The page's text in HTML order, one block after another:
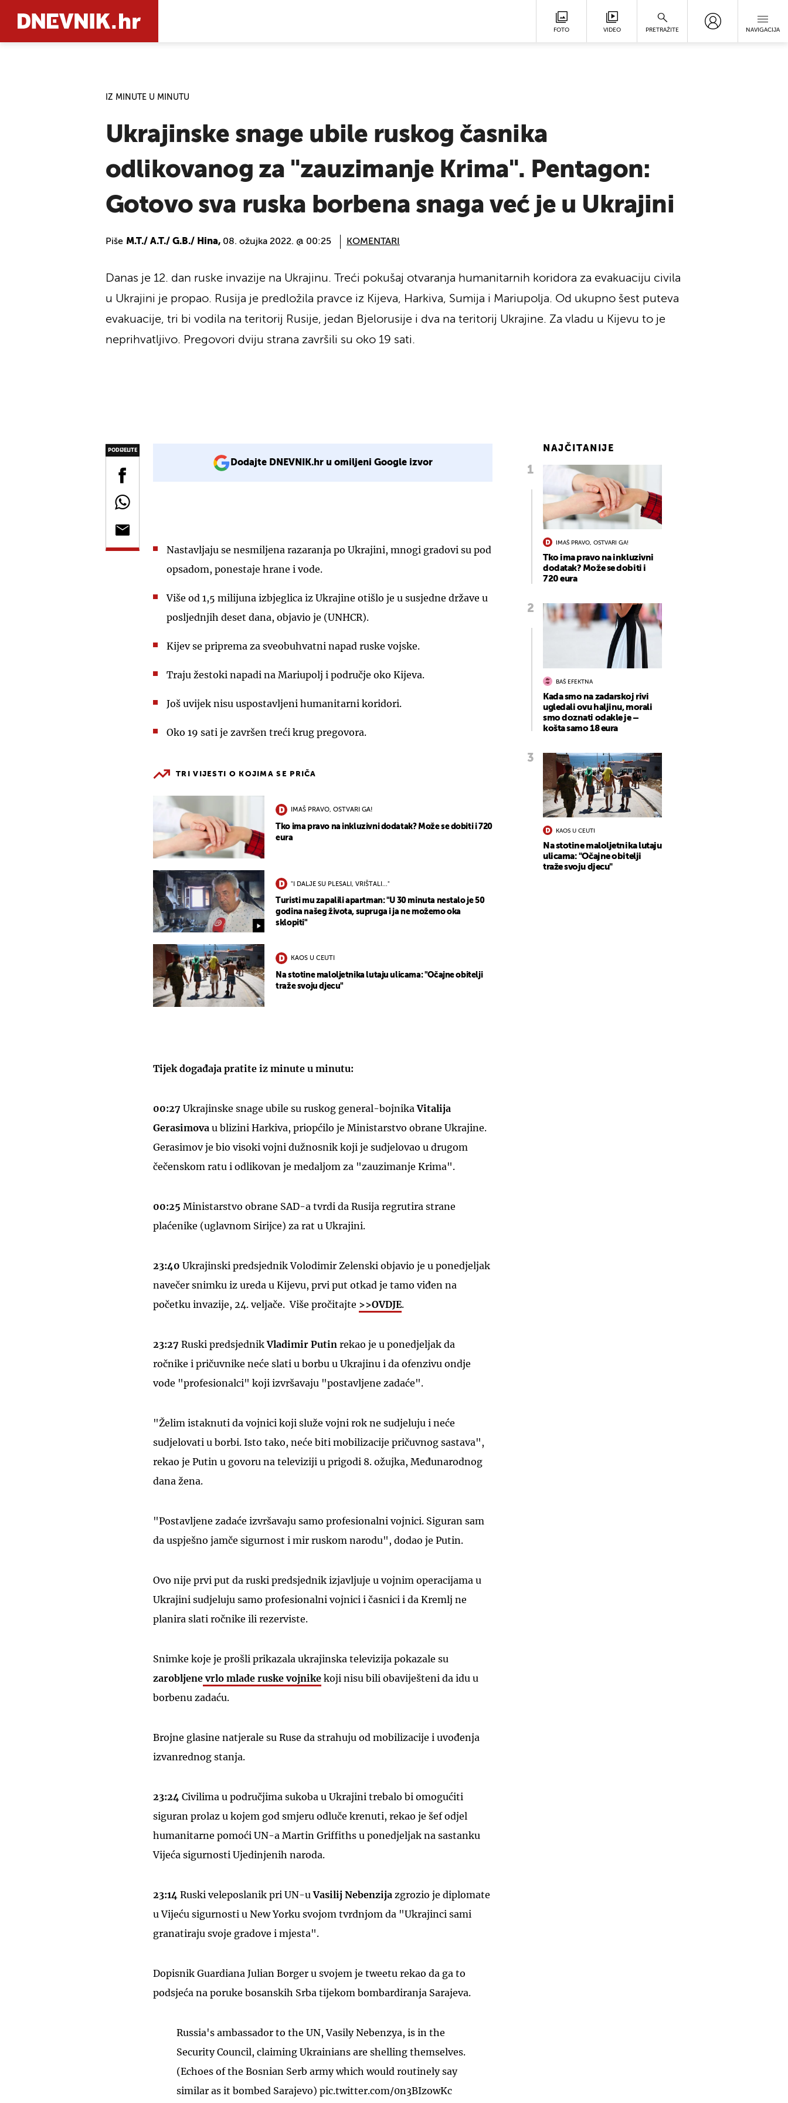
FOTO VIDEO PRETRAŽITE NAVIGACIJA
IZ MINUTE U MINUTU
Ukrajinske snage ubile ruskog časnika
odlikovanog za "zauzimanje Krima". Pentagon:
Gotovo sva ruska borbena snaga već je u Ukrajini
Piše M.T./ A.T./ G.B./ Hina, 08. ožujka 2022. @ 00:25 KOMENTARI
Danas je 12. dan ruske invazije na Ukrajinu. Treći pokušaj otvaranja humanitarnih koridora za evakuaciju civila
u Ukrajini je propao. Rusija je predložila pravce iz Kijeva, Harkiva, Sumija i Mariupolja. Od ukupno šest puteva
evakuacije, tri bi vodila na teritorij Rusije, jedan Bjelorusije i dva na teritorij Ukrajine. Za vladu u Kijevu to je
neprihvatljivo. Pregovori dviju strana završili su oko 19 sati.
PODIJELITE
Dodajte DNEVNIK.hr u omiljeni Google izvor
Nastavljaju se nesmiljena razaranja po Ukrajini, mnogi gradovi su pod
opsadom, ponestaje hrane i vode.
Više od 1,5 milijuna izbjeglica iz Ukrajine otišlo je u susjedne države u
posljednjih deset dana, objavio je (UNHCR).
Kijev se priprema za sveobuhvatni napad ruske vojske.
Traju žestoki napadi na Mariupolj i područje oko Kijeva.
Još uvijek nisu uspostavljeni humanitarni koridori.
Oko 19 sati je završen treći krug pregovora.
TRI VIJESTI O KOJIMA SE PRIČA
IMAŠ PRAVO, OSTVARI GA!
Tko ima pravo na inkluzivni dodatak? Može se dobiti i 720
eura
"I DALJE SU PLESALI, VRIŠTALI..."
Turisti mu zapalili apartman: "U 30 minuta nestalo je 50
godina našeg života, supruga i ja ne možemo oka
sklopiti"
KAOS U CEUTI
Na stotine maloljetnika lutaju ulicama: "Očajne obitelji
traže svoju djecu"
Tijek događaja pratite iz minute u minutu:
00:27 Ukrajinske snage ubile su ruskog general-bojnikaVitalija
Gerasimova u blizini Harkiva, priopćilo je Ministarstvo obrane Ukrajine.
Gerasimov je bio visoki vojni dužnosnik koji je sudjelovao u drugom
čečenskom ratu i odlikovan je medaljom za "zauzimanje Krima".
00:25 Ministarstvo obrane SAD-a tvrdi da Rusija regrutira strane
plaćenike (uglavnom Sirijce) za rat u Ukrajini.
23:40 Ukrajinski predsjednik Volodimir Zelenski objavio je u ponedjeljak
navečer snimku iz ureda u Kijevu, prvi put otkad je tamo viđen na
početku invazije, 24. veljače. Više pročitajte >>OVDJE.
23:27 Ruski predsjednikVladimir Putin rekao je u ponedjeljak da
ročnike i pričuvnike neće slati u borbu u Ukrajinu i da ofenzivu ondje
vode "profesionalci" koji izvršavaju "postavljene zadaće".
"Želim istaknuti da vojnici koji služe vojni rok ne sudjeluju i neće
sudjelovati u borbi. Isto tako, neće biti mobilizacije pričuvnog sastava",
rekao je Putin u govoru na televiziji u prigodi 8. ožujka, Međunarodnog
dana žena.
"Postavljene zadaće izvršavaju samo profesionalni vojnici. Siguran sam
da uspješno jamče sigurnost i mir ruskom narodu", dodao je Putin.
Ovo nije prvi put da ruski predsjednik izjavljuje u vojnim operacijama u
Ukrajini sudjeluju samo profesionalni vojnici i časnici i da Kremlj ne
planira slati ročnike ili rezerviste.
Snimke koje je prošli prikazala ukrajinska televizija pokazale su
zarobljenevrlo mlade ruske vojnike koji nisu bili obaviješteni da idu u
borbenu zadaću.
Brojne glasine natjerale su Ruse da strahuju od mobilizacije i uvođenja
izvanrednog stanja.
23:24 Civilima u područjima sukoba u Ukrajini trebalo bi omogućiti
siguran prolaz u kojem god smjeru odluče krenuti, rekao je šef odjel
humanitarne pomoći UN-a Martin Griffiths u ponedjeljak na sastanku
Vijeća sigurnosti Ujedinjenih naroda.
23:14 Ruski veleposlanik pri UN-uVasilij Nebenzija zgrozio je diplomate
u Vijeću sigurnosti u New Yorku svojom tvrdnjom da "Ukrajinci sami
granatiraju svoje gradove i mjesta".
Dopisnik Guardiana Julian Borger u svojem je tweetu rekao da ga to
podsjeća na poruke bosanskih Srba tijekom bombardiranja Sarajeva.
Russia's ambassador to the UN, Vasily Nebenzya, is in the
Security Council, claiming Ukrainians are shelling themselves.
(Echoes of the Bosnian Serb army which would routinely say
similar as it bombed Sarajevo) pic.twitter.com/0n3BIzowKc
NAJČITANIJE
IMAŠ PRAVO, OSTVARI GA!
Tko ima pravo na inkluzivni
dodatak? Može se dobiti i
720 eura
BAŠ EFEKTNA
Kada smo na zadarskoj rivi
ugledali ovu haljinu, morali
smo doznati odakle je –
košta samo 18 eura
KAOS U CEUTI
Na stotine maloljetnika lutaju
ulicama: "Očajne obitelji
traže svoju djecu"